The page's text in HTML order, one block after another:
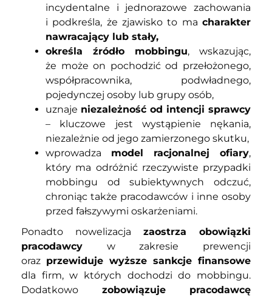
incydentalne i jednorazowe zachowania
i podkreśla, że zjawisko to ma charakter
nawracający lub stały,
określa źródło mobbingu, wskazując,
że może on pochodzić od przełożonego,
współpracownika, podwładnego,
pojedynczej osoby lub grupy osób,
uznaje niezależność od intencji sprawcy
– kluczowe jest wystąpienie nękania,
niezależnie od jego zamierzonego skutku,
wprowadza model racjonalnej ofiary,
który ma odróżnić rzeczywiste przypadki
mobbingu od subiektywnych odczuć,
chroniąc także pracodawców i inne osoby
przed fałszywymi oskarżeniami.
Ponadto nowelizacja zaostrza obowiązki
pracodawcy w zakresie prewencji
oraz przewiduje wyższe sankcje finansowe
dla firm, w których dochodzi do mobbingu.
Dodatkowo zobowiązuje pracodawcę